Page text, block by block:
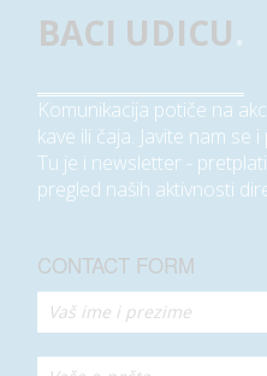
BACI UDICU
Komunikacija potiče na
kave ili čaja. Javite nam se
Tu je i newsletter -
pregled naših aktivnosti
CONTACT FORM